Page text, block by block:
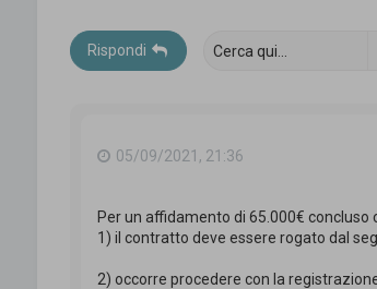
Rispondi
05/09/2021, 21:36
Per un affidamento di 65.000€ concluso
1) il contratto deve essere rogato dal
2) occorre procedere con la